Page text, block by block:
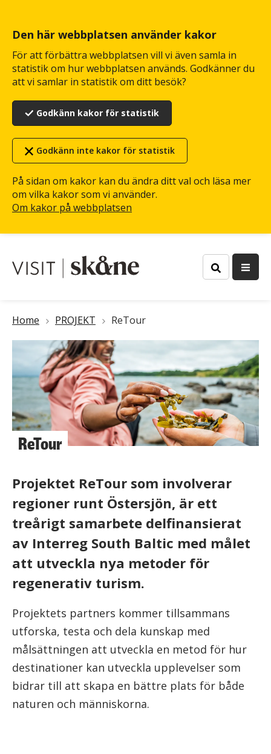
Den här webbplatsen använder kakor
För att förbättra webbplatsen vill vi även samla in
statistik om hur webbplatsen används. Godkänner du
att vi samlar in statistik om ditt besök?
Godkänn kakor för statistik
Godkänn inte kakor för statistik
På sidan om kakor kan du ändra ditt val och läsa mer
om vilka kakor som vi använder.
Om kakor på webbplatsen
huvudinnehåll
Länkstig
Home PROJEKT ReTour
ReTour
Projektet ReTour som involverar
regioner runt Östersjön, är ett
treårigt samarbete delfinansierat
av Interreg South Baltic med målet
att utveckla nya metoder för
regenerativ turism.
Projektets partners kommer tillsammans
utforska, testa och dela kunskap med
målsättningen att utveckla en metod för hur
destinationer kan utveckla upplevelser som
bidrar till att skapa en bättre plats för både
naturen och människorna.